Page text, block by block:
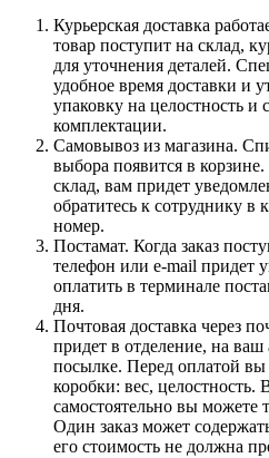
Курьерская доставка
товар поступит на склад,
для уточнения деталей.
удобное время доставки и
упаковку на целостность и
комплектации.
Самовывоз из магазина.
выбора появится в корзине.
склад, вам придет
обратитесь к сотруднику в
номер.
Постамат. Когда заказ
телефон или e-mail придет
оплатить в терминале
дня.
Почтовая доставка через
придет в отделение, на
посылке. Перед оплатой
коробки: вес, целостность.
самостоятельно вы можете
Один заказ может
его стоимость не должна